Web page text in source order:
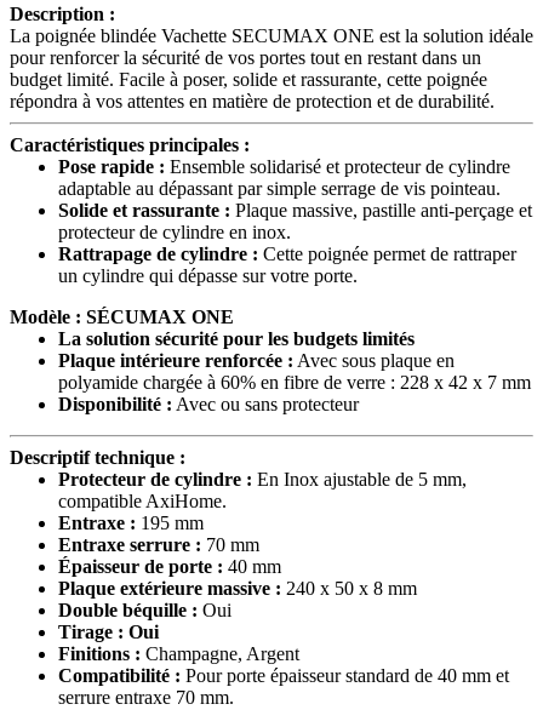
Description :
La poignée blindée Vachette SECUMAX ONE est la solution idéale
pour renforcer la sécurité de vos portes tout en restant dans un
budget limité. Facile à poser, solide et rassurante, cette poignée
répondra à vos attentes en matière de protection et de durabilité.
Caractéristiques principales :
Pose rapide : Ensemble solidarisé et protecteur de cylindre
adaptable au dépassant par simple serrage de vis pointeau.
Solide et rassurante : Plaque massive, pastille anti-perçage et
protecteur de cylindre en inox.
Rattrapage de cylindre : Cette poignée permet de rattraper
un cylindre qui dépasse sur votre porte.
Modèle : SÉCUMAX ONE
La solution sécurité pour les budgets limités
Plaque intérieure renforcée : Avec sous plaque en
polyamide chargée à 60% en fibre de verre : 228 x 42 x 7 mm
Disponibilité : Avec ou sans protecteur
Descriptif technique :
Protecteur de cylindre : En Inox ajustable de 5 mm,
compatible AxiHome.
Entraxe : 195 mm
Entraxe serrure : 70 mm
Épaisseur de porte : 40 mm
Plaque extérieure massive : 240 x 50 x 8 mm
Double béquille : Oui
Tirage : Oui
Finitions : Champagne, Argent
Compatibilité : Pour porte épaisseur standard de 40 mm et
serrure entraxe 70 mm.